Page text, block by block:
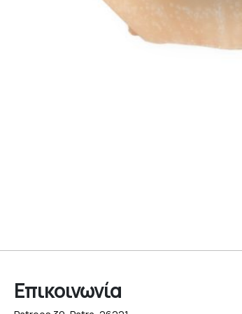
Επικοινωνία